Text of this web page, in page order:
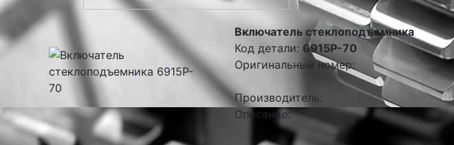
Включатель стеклоподъемника
Код детали: 6915P-70
Оригинальный номер:
Производитель:
Описание: